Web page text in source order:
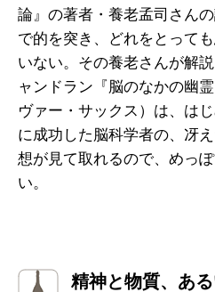
論』の著者・養老孟司さん
で的を突き、どれをとって
いない。その養老さんが解
ャンドラン『脳のなかの幽
ヴァー・サックス）は、は
に成功した脳科学者の、冴
想が見て取れるので、めっ
い。
精神と物質、あ